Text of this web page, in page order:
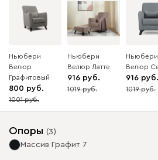
Ньюбери
Велюр
Графитовый
800
20
1001
Ньюбери
Велюр Латте
916
10
1019
Ньюбери
Велюр
916
10
1019
Опоры (3)
Массив Графит 7